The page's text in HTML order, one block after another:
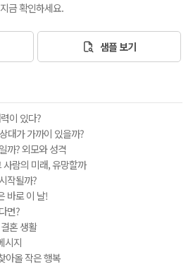
금 확인하세요.
샘플 보기
이 있다?
대가 가까이 있을까?
까? 외모와 성격
람의 미래, 유망할까
작될까?
바로 이 날!
면?
혼 생활
시지
아올 작은 행복